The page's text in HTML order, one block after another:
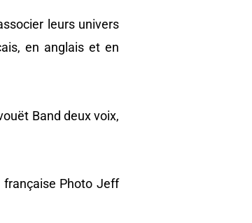
leurs univers
en anglais et en
Band deux voix,
française Photo Jeff